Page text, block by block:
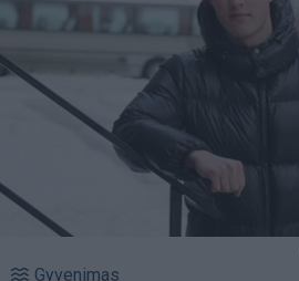
Gyvenimas